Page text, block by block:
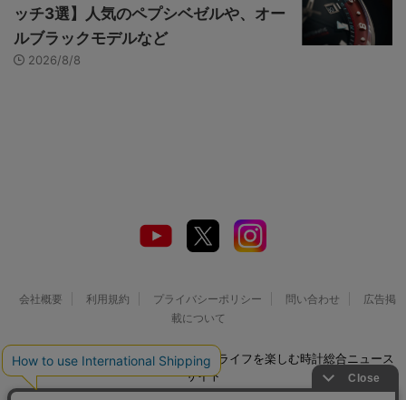
ッチ3選】人気のペプシベゼルや、オー
ルブラックモデルなど
2026/8/8
会社概要 利用規約 プライバシーポリシー 問い合わせ
広告掲
載について
© 2026 Watch LIFE NEWS｜ウオッチライフを楽しむ時計総合ニュース
サイト